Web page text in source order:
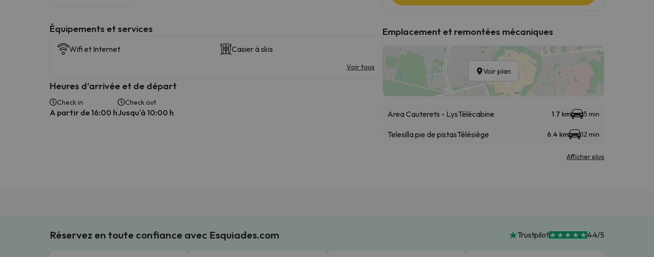
​Équipements et services
Wifi et Internet Casier à skis
Voir tous
Heures d'arrivée et de départ
Check in
A partir de 16:00 h
Check out
Jusqu'à 10:00 h
Emplacement et remontées mécaniques
Voir plan
Area Cauterets - LysTélécabine 1.7 km 5 min
Telesilla pie de pistasTélésiège 6.4 km 12 min
Afficher plus
Réservez en toute confiance avec Esquiades.com Trustpilot 4.4/5